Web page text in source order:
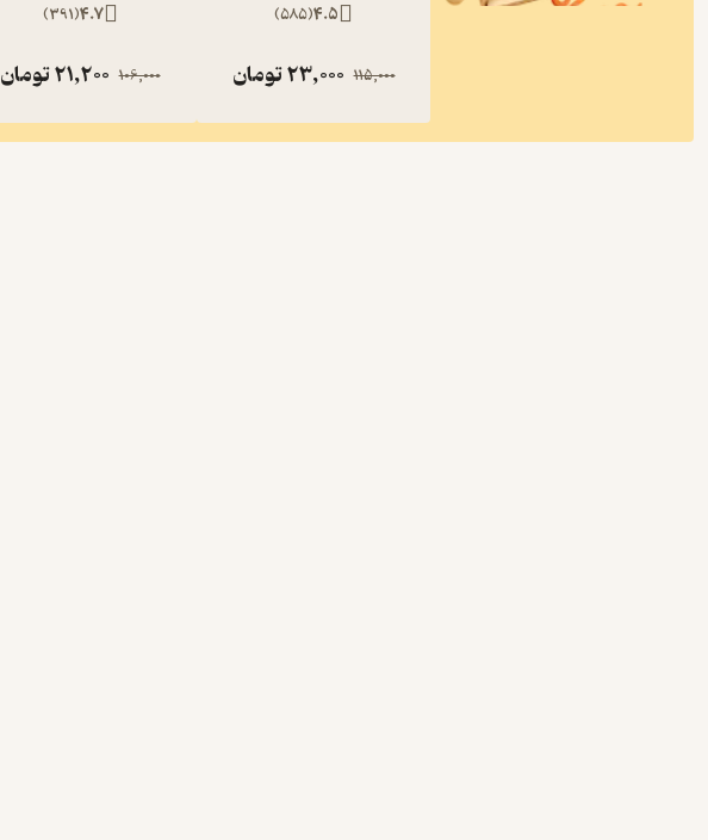
4.5
(
585
)
115,000
23,000تومان
4.7
(
391
)
106,000
21,200تومان